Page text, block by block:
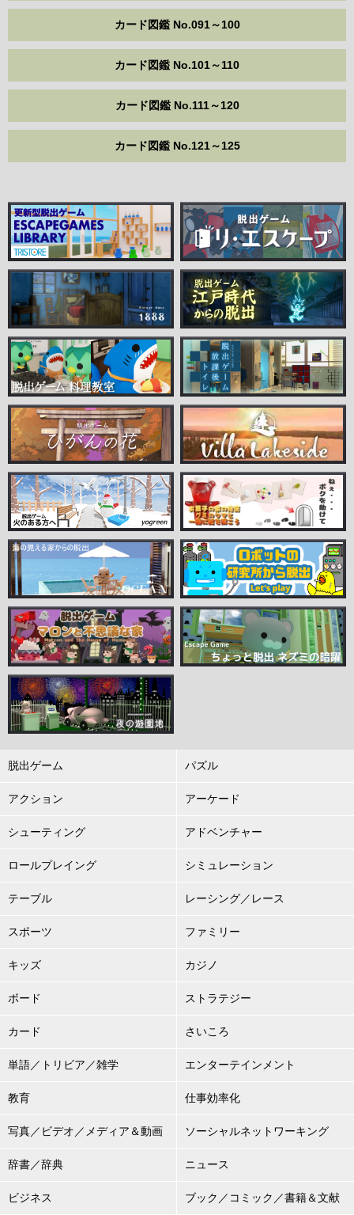
カード図鑑 No.091～100
カード図鑑 No.101～110
カード図鑑 No.111～120
カード図鑑 No.121～125
脱出ゲーム パズル
アクション アーケード
シューティング アドベンチャー
ロールプレイング シミュレーション
テーブル レーシング／レース
スポーツ ファミリー
キッズ カジノ
ボード ストラテジー
カード さいころ
単語／トリビア／雑学 エンターテインメント
教育 仕事効率化
写真／ビデオ／メディア＆動画 ソーシャルネットワーキング
辞書／辞典 ニュース
ビジネス ブック／コミック／書籍＆文献